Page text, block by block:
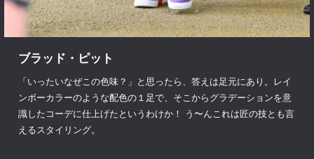
ブラッド・ピット
「いったいなぜこの色味？」と思ったら、答えは足元にあり。レイ
ンボーカラーのような配色の１足で、そこからグラデーションを意
識したコーデに仕上げたというわけか！ う〜んこれは匠の技とも言
えるスタイリング。